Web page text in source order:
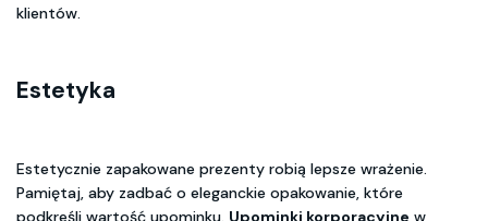
klientów.
Estetyka
Estetycznie zapakowane prezenty robią lepsze wrażenie.
Pamiętaj, aby zadbać o eleganckie opakowanie, które
podkreśli wartość upominku. Upominki korporacyjne w